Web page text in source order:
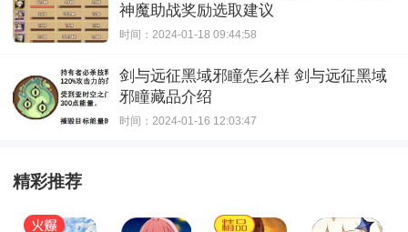
神魔助战奖励选取建议
时间：2024-01-18 09:44:58
剑与远征黑域邪瞳怎么样 剑与远征黑域
邪瞳藏品介绍
时间：2024-01-16 12:03:47
精彩推荐